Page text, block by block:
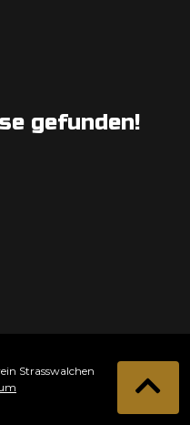
gefunden!
Strasswalchen